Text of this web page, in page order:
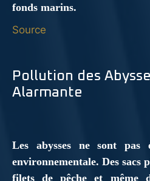
fonds marins.
Source
Pollution des
Alarmante
Les abysses ne sont pas
environnementale. Des sacs
filets de pêche et même